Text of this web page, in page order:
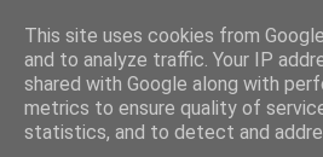
This site uses cookies from
and to analyze traffic. Your IP
shared with Google along with
metrics to ensure quality of
statistics, and to detect and